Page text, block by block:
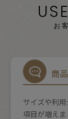
お
商
サイズや利
項目が増えま